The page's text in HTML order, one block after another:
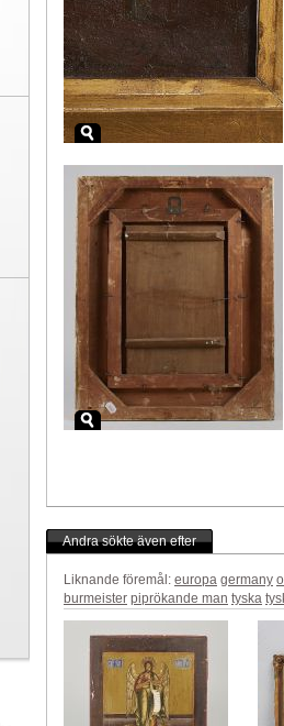
Andra sökte även efter
Liknande föremål: europa germany
burmeister piprökande man tyska